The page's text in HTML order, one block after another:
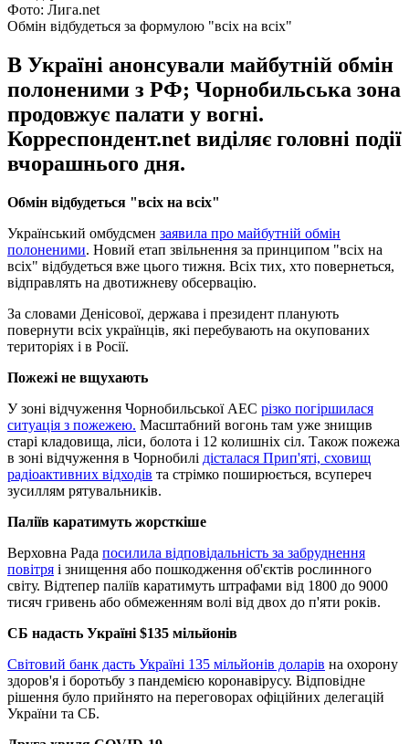
Фото: Лига.net
Обмін відбудеться за формулою "всіх на всіх"
В Україні анонсували майбутній обмін
полоненими з РФ; Чорнобильська зона
продовжує палати у вогні.
Корреспондент.net виділяє головні події
вчорашнього дня.
Обмін відбудеться "всіх на всіх"
Український омбудсмен заявила про майбутній обмін
полоненими. Новий етап звільнення за принципом "всіх на
всіх" відбудеться вже цього тижня. Всіх тих, хто повернеться,
відправлять на двотижневу обсервацію.
За словами Денісової, держава і президент планують
повернути всіх українців, які перебувають на окупованих
територіях і в Росії.
Пожежі не вщухають
У зоні відчуження Чорнобильської АЕС різко погіршилася
ситуація з пожежею. Масштабний вогонь там уже знищив
старі кладовища, ліси, болота і 12 колишніх сіл. Також пожежа
в зоні відчуження в Чорнобилі дісталася Прип'яті, сховищ
радіоактивних відходів та стрімко поширюється, всупереч
зусиллям рятувальників.
Паліїв каратимуть жорсткіше
Верховна Рада посилила відповідальність за забруднення
повітря і знищення або пошкодження об'єктів рослинного
світу. Відтепер паліїв каратимуть штрафами від 1800 до 9000
тисяч гривень або обмеженням волі від двох до п'яти років.
СБ надасть Україні $135 мільйонів
Світовий банк дасть Україні 135 мільйонів доларів на охорону
здоров'я і боротьбу з пандемією коронавірусу. Відповідне
рішення було прийнято на переговорах офіційних делегацій
України та СБ.